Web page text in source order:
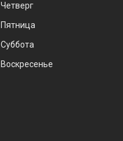
Четверг
Пятница
Суббота
Воскресенье